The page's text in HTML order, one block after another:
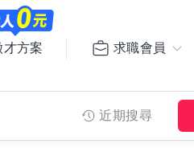
才方案 求職會員
近期搜尋